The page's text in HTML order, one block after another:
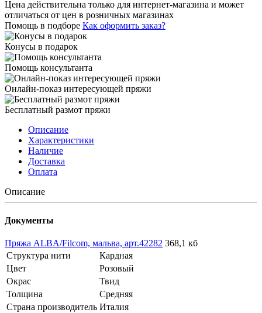
Цена действительна только для интернет-магазина и может
отличаться от цен в розничных магазинах
Помощь в подборе Как оформить заказ?
Конусы в подарок
Помощь консультанта
Онлайн-показ интересующей пряжи
Бесплатный размот пряжи
Описание
Характеристики
Наличие
Доставка
Оплата
Описание
Документы
Пряжа ALBA/Filcom, мальва, арт.42282 368,1 кб
Структура нити
Кардная
Цвет
Розовый
Окрас
Твид
Толщина
Средняя
Страна производитель Италия